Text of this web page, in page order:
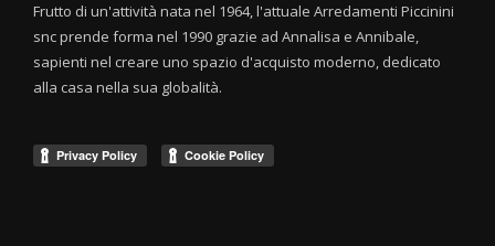
Frutto di un'attività nata nel 1964, l'attuale Arredamenti Piccinini
snc prende forma nel 1990 grazie ad Annalisa e Annibale,
sapienti nel creare uno spazio d'acquisto moderno, dedicato
alla casa nella sua globalità.